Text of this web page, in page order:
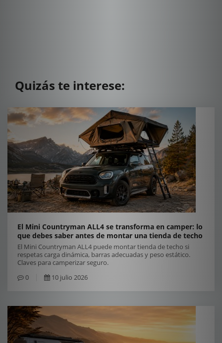
Quizás te interese:
El Mini Countryman ALL4 se transforma en camper: lo
que debes saber antes de montar una tienda de techo
El Mini Countryman ALL4 puede montar tienda de techo si
respetas carga dinámica, barras adecuadas y peso estático.
Claves para camperizar seguro.
0
10 julio 2026